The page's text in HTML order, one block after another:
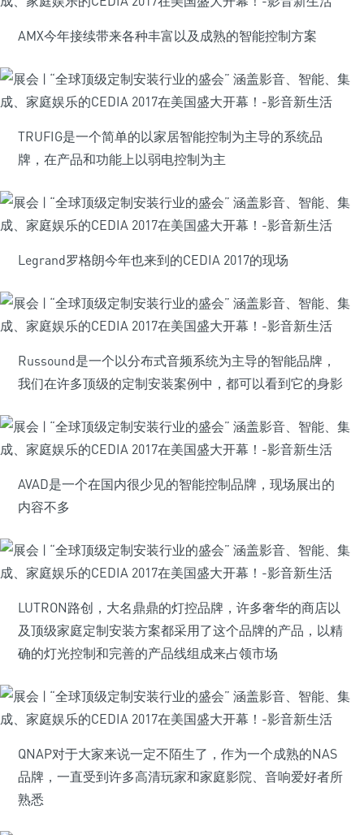
AMX今年接续带来各种丰富以及成熟的智能控制方案
TRUFIG是一个简单的以家居智能控制为主导的系统品
牌，在产品和功能上以弱电控制为主
Legrand罗格朗今年也来到的CEDIA 2017的现场
Russound是一个以分布式音频系统为主导的智能品牌，
我们在许多顶级的定制安装案例中，都可以看到它的身影
AVAD是一个在国内很少见的智能控制品牌，现场展出的
内容不多
LUTRON路创，大名鼎鼎的灯控品牌，许多奢华的商店以
及顶级家庭定制安装方案都采用了这个品牌的产品，以精
确的灯光控制和完善的产品线组成来占领市场
QNAP对于大家来说一定不陌生了，作为一个成熟的NAS
品牌，一直受到许多高清玩家和家庭影院、音响爱好者所
熟悉